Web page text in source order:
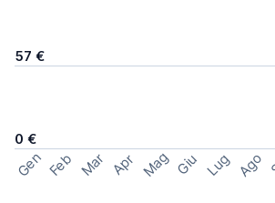
57 €
0 €
Gen Feb Mar Apr Mag Giu Lug Ago